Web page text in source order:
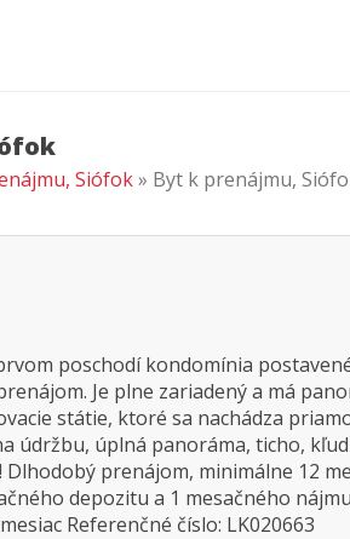
Siófok» Byt k prenájmu,
poschodí kondomínia
Je plne zariadený a má
státie, ktoré sa nachádza
údržbu, úplná panoráma, ticho,
prenájom, minimálne 12
depozitu a 1 mesačného
Referenčné číslo: LK020663